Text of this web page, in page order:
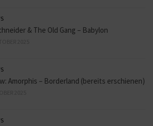
& The Old Gang – Babylon
Amorphis – Borderland (bereits erschienen)